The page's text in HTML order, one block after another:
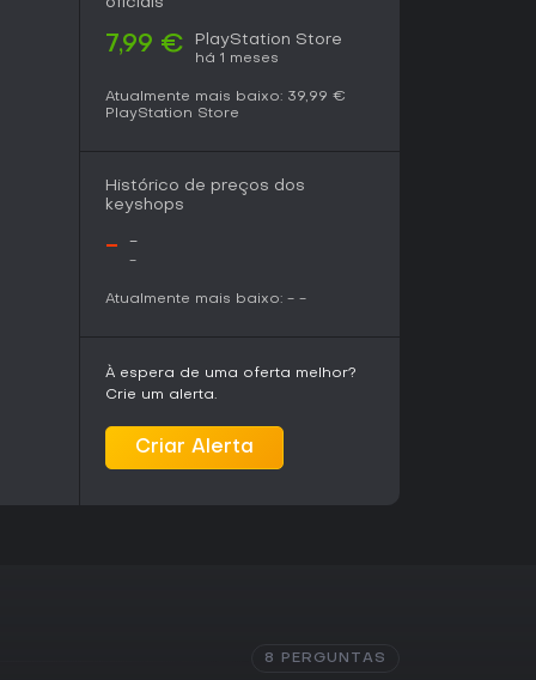
da torre, alcançando as ruínas cyberpunk
Reikowski acompanham a ação com
Rogue Runner e Endless Moto Mode
de aleatoriedade e desafios de resistência.
pacotes cosméticos, correções e a adição do
jogo atualizado para quem retorna. O título é
7,99 € PlayStation Store
há 1 meses
Atualmente mais baixo: 39,99 €
PlayStation Store
Histórico de preços dos
keyshops
- -
-
Atualmente mais baixo: - -
À espera de uma oferta melhor?
Crie um alerta.
Criar Alerta
8 PERGUNTAS